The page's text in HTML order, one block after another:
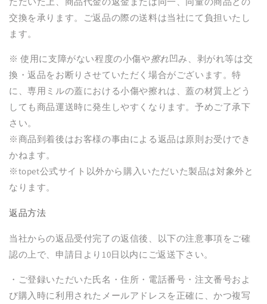
交換を承ります。ご返品の際の送料は当社にて負担いたし
ます。
※ 使用に支障がない程度の小傷や擦れ凹み、剥がれ等は交
換・返品をお断りさせていただく場合がございます。特
に、専用ミルの蓋における小傷や擦れは、蓋の材質上どう
しても商品運送時に発生しやすくなります。予めご了承下
さい。
※商品到着後はお客様の事由による返品は原則お受けでき
かねます。
※topet公式サイト以外から購入いただいた製品は対象外と
なります。
返品方法
当社からの返品受付完了の返信後、以下の注意事項をご確
認の上で、申請日より10日以内にご返送下さい。
・ご登録いただいた氏名・住所・電話番号・注文番号およ
び購入時に利用されたメールアドレスを正確に、かつ複写